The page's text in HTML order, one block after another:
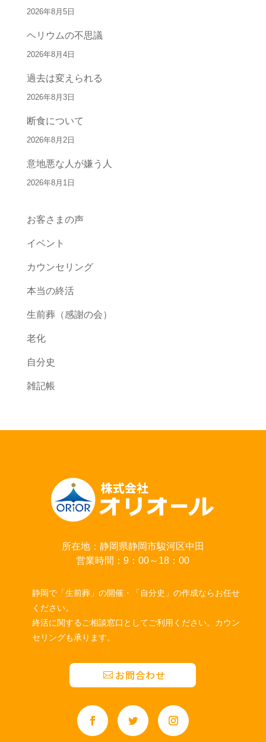
2026年8月5日
ヘリウムの不思議
2026年8月4日
過去は変えられる
2026年8月3日
断食について
2026年8月2日
意地悪な人が嫌う人
2026年8月1日
お客さまの声
イベント
カウンセリング
本当の終活
生前葬（感謝の会）
老化
自分史
雑記帳
所在地：静岡県静岡市駿河区中田
営業時間：9：00～18：00
静岡で「生前葬」の開催・「自分史」の作成ならお任せ
ください。
終活に関するご相談窓口としてご利用ください。カウン
セリングも承ります。
お問合わせ